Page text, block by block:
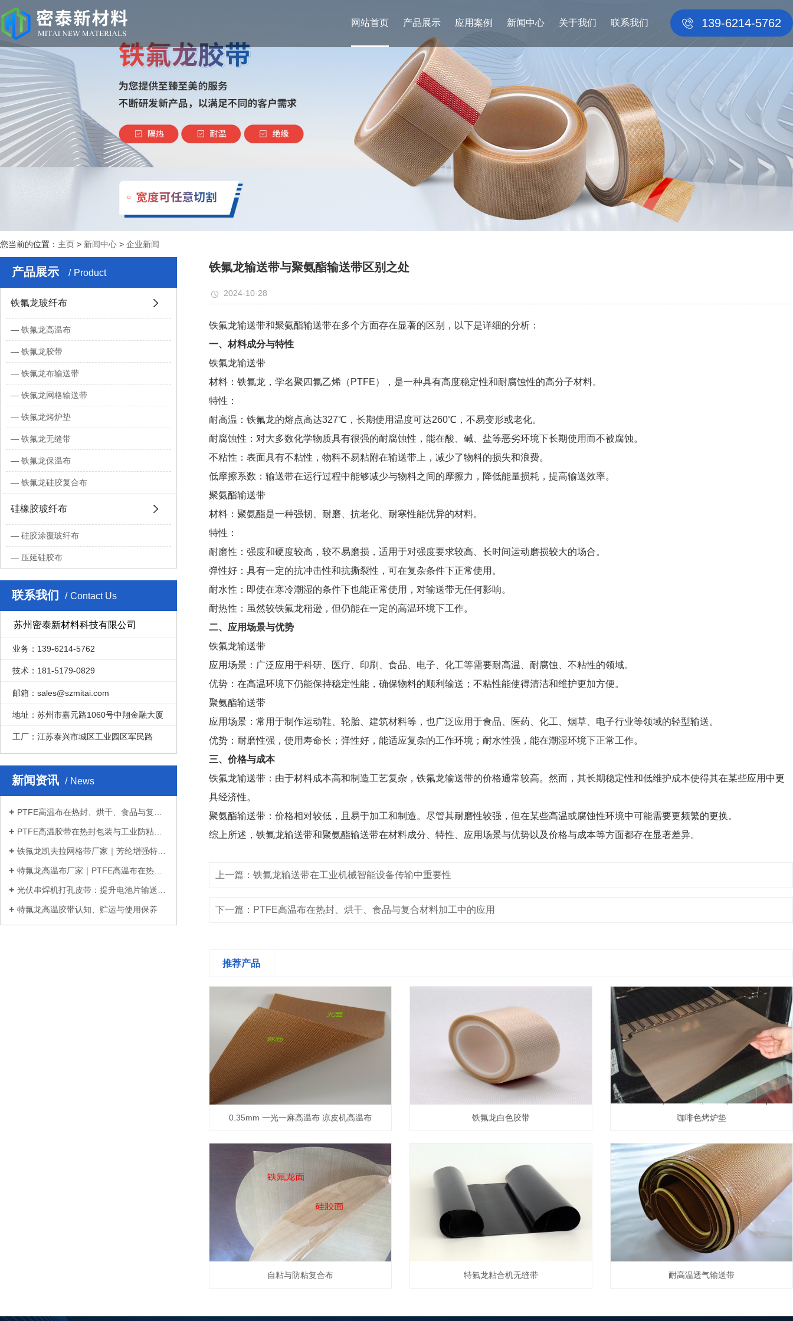
139-6214-5762
网站首页 产品展示 应用案例 新闻中心 关于我们 联系我们
您当前的位置： 主页 > 新闻中心 > 企业新闻
产品展示 Product
铁氟龙玻纤布
铁氟龙高温布
铁氟龙胶带
铁氟龙布输送带
铁氟龙网格输送带
铁氟龙烤炉垫
铁氟龙无缝带
铁氟龙保温布
铁氟龙硅胶复合布
硅橡胶玻纤布
硅胶涂覆玻纤布
压延硅胶布
联系我们 Contact Us
苏州密泰新材料科技有限公司
业务：139-6214-5762
技术：181-5179-0829
邮箱：sales@szmitai.com
地址：苏州市嘉元路1060号中翔金融大厦
工厂：江苏泰兴市城区工业园区军民路
新闻资讯 News
PTFE高温布在热封、烘干、食品与复合材...
PTFE高温胶带在热封包装与工业防粘中的...
铁氟龙凯夫拉网格带厂家｜芳纶增强特氟...
特氟龙高温布厂家｜PTFE高温布在热封、...
光伏串焊机打孔皮带：提升电池片输送稳...
特氟龙高温胶带认知、贮运与使用保养
铁氟龙输送带与聚氨酯输送带区别之处
2024-10-28
铁氟龙输送带和聚氨酯输送带在多个方面存在显著的区别，以下是详细的分析：
一、材料成分与特性
铁氟龙输送带
材料：铁氟龙，学名聚四氟乙烯（PTFE），是一种具有高度稳定性和耐腐蚀性的高分子材料。
特性：
耐高温：铁氟龙的熔点高达327℃，长期使用温度可达260℃，不易变形或老化。
耐腐蚀性：对大多数化学物质具有很强的耐腐蚀性，能在酸、碱、盐等恶劣环境下长期使用而不被腐蚀。
不粘性：表面具有不粘性，物料不易粘附在输送带上，减少了物料的损失和浪费。
低摩擦系数：输送带在运行过程中能够减少与物料之间的摩擦力，降低能量损耗，提高输送效率。
聚氨酯输送带
材料：聚氨酯是一种强韧、耐磨、抗老化、耐寒性能优异的材料。
特性：
耐磨性：强度和硬度较高，较不易磨损，适用于对强度要求较高、长时间运动磨损较大的场合。
弹性好：具有一定的抗冲击性和抗撕裂性，可在复杂条件下正常使用。
耐水性：即使在寒冷潮湿的条件下也能正常使用，对输送带无任何影响。
耐热性：虽然较铁氟龙稍逊，但仍能在一定的高温环境下工作。
二、应用场景与优势
铁氟龙输送带
应用场景：广泛应用于科研、医疗、印刷、食品、电子、化工等需要耐高温、耐腐蚀、不粘性的领域。
优势：在高温环境下仍能保持稳定性能，确保物料的顺利输送；不粘性能使得清洁和维护更加方便。
聚氨酯输送带
应用场景：常用于制作运动鞋、轮胎、建筑材料等，也广泛应用于食品、医药、化工、烟草、电子行业等领域的轻型输送。
优势：耐磨性强，使用寿命长；弹性好，能适应复杂的工作环境；耐水性强，能在潮湿环境下正常工作。
三、价格与成本
铁氟龙输送带：由于材料成本高和制造工艺复杂，铁氟龙输送带的价格通常较高。然而，其长期稳定性和低维护成本使得其在某些应用中更
具经济性。
聚氨酯输送带：价格相对较低，且易于加工和制造。尽管其耐磨性较强，但在某些高温或腐蚀性环境中可能需要更频繁的更换。
综上所述，铁氟龙输送带和聚氨酯输送带在材料成分、特性、应用场景与优势以及价格与成本等方面都存在显著差异。
上一篇：铁氟龙输送带在工业机械智能设备传输中重要性
下一篇：PTFE高温布在热封、烘干、食品与复合材料加工中的应用
推荐产品
0.35mm 一光一麻高温布 凉皮机高温布 铁氟龙白色胶带 咖啡色烤炉垫
自粘与防粘复合布 特氟龙粘合机无缝带 耐高温透气输送带